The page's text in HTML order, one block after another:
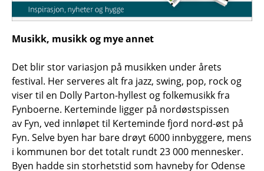
Musikk, musikk og mye annet
Det blir stor variasjon på musikken under årets
festival. Her serveres alt fra jazz, swing, pop, rock og
viser til en Dolly Parton-hyllest og folkemusikk fra
Fynboerne. Kerteminde ligger på nordøstspissen
av Fyn, ved innløpet til Kerteminde fjord nord-øst på
Fyn. Selve byen har bare drøyt 6000 innbyggere, mens
i kommunen bor det totalt rundt 23 000 mennesker.
Byen hadde sin storhetstid som havneby for Odense